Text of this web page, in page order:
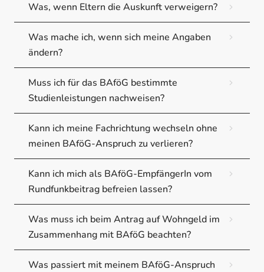
Was, wenn Eltern die Auskunft verweigern?
Was mache ich, wenn sich meine Angaben
ändern?
Muss ich für das BAföG bestimmte
Studienleistungen nachweisen?
Kann ich meine Fachrichtung wechseln ohne
meinen BAföG-Anspruch zu verlieren?
Kann ich mich als BAföG-EmpfängerIn vom
Rundfunkbeitrag befreien lassen?
Was muss ich beim Antrag auf Wohngeld im
Zusammenhang mit BAföG beachten?
Was passiert mit meinem BAföG-Anspruch